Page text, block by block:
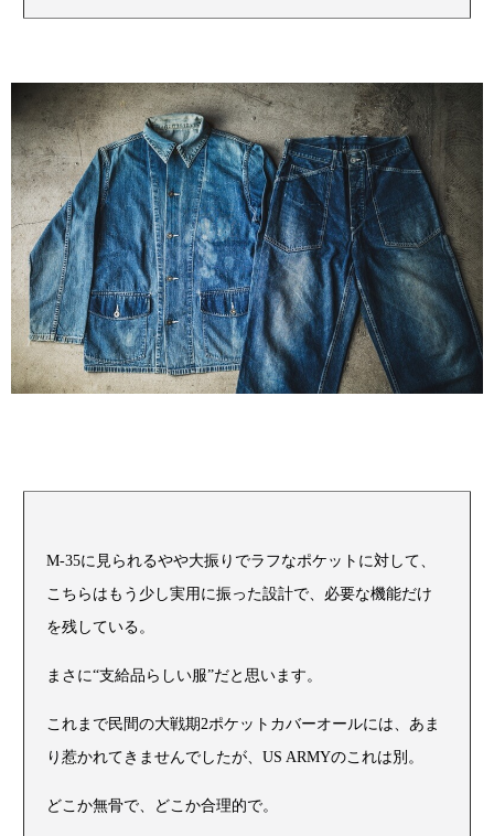
M-35に見られるやや大振りでラフなポケットに対して、
こちらはもう少し実用に振った設計で、必要な機能だけ
を残している。
まさに“支給品らしい服”だと思います。
これまで民間の大戦期2ポケットカバーオールには、あま
り惹かれてきませんでしたが、US ARMYのこれは別。
どこか無骨で、どこか合理的で。